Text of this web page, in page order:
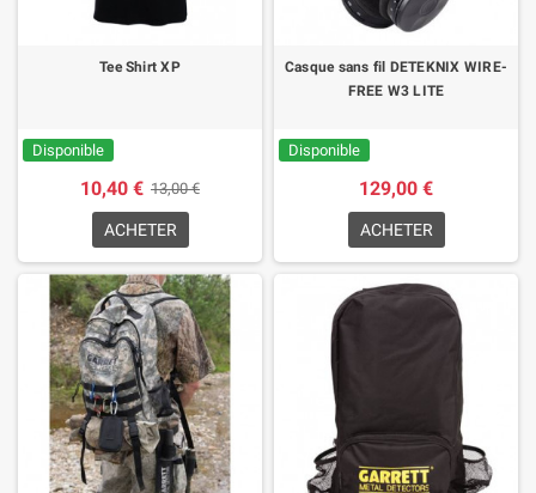
Tee Shirt XP
Disponible
10,40 € 13,00 €
ACHETER
Casque sans fil DETEKNIX WIRE-
FREE W3 LITE
Disponible
129,00 €
ACHETER